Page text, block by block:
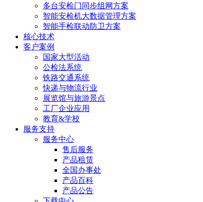
多台安检门同步组网方案
智能安检机大数据管理方案
智能手检联动防卫方案
核心技术
客户案例
国家大型活动
公检法系统
铁路交通系统
快递与物流行业
展览馆与旅游景点
工厂企业应用
教育&学校
服务支持
服务中心
售后服务
产品租赁
全国办事处
产品百科
产品公告